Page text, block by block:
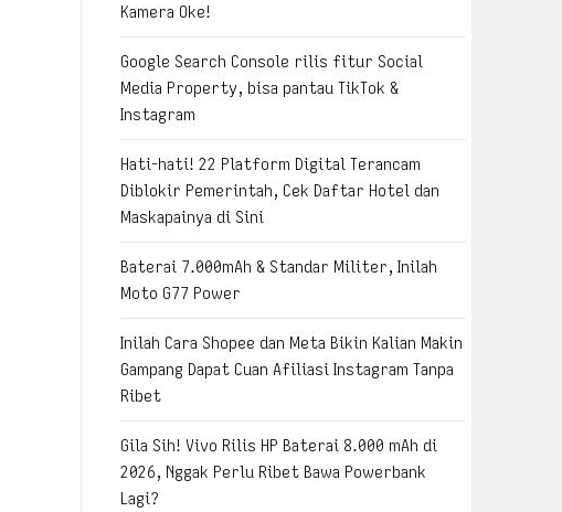
Kamera Oke!
Google Search Console rilis fitur Social
Media Property, bisa pantau TikTok &
Instagram
Hati-hati! 22 Platform Digital Terancam
Diblokir Pemerintah, Cek Daftar Hotel dan
Maskapainya di Sini
Baterai 7.000mAh & Standar Militer, Inilah
Moto G77 Power
Inilah Cara Shopee dan Meta Bikin Kalian Makin
Gampang Dapat Cuan Afiliasi Instagram Tanpa
Ribet
Gila Sih! Vivo Rilis HP Baterai 8.000 mAh di
2026, Nggak Perlu Ribet Bawa Powerbank
Lagi?